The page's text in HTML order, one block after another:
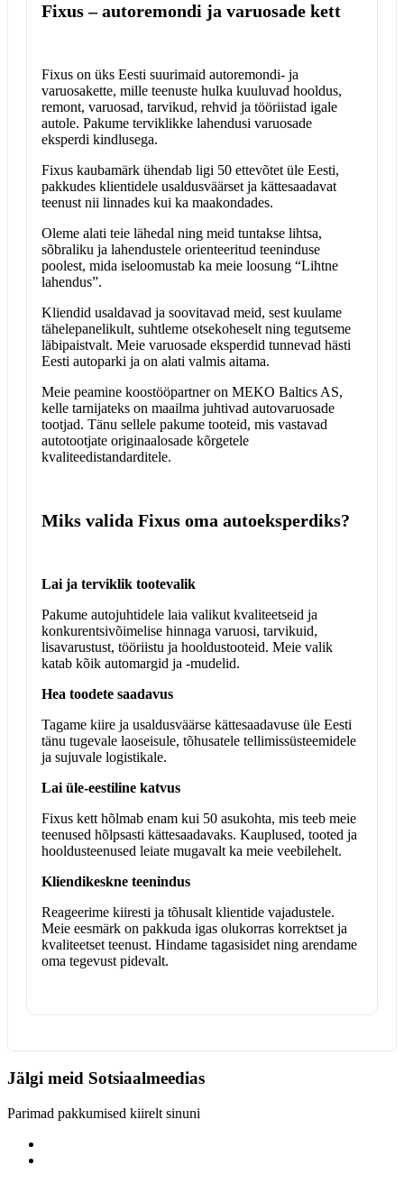
Fixus – autoremondi ja varuosade kett
Fixus on üks Eesti suurimaid autoremondi- ja
varuosakette, mille teenuste hulka kuuluvad hooldus,
remont, varuosad, tarvikud, rehvid ja tööriistad igale
autole. Pakume terviklikke lahendusi varuosade
eksperdi kindlusega.
Fixus kaubamärk ühendab ligi 50 ettevõtet üle Eesti,
pakkudes klientidele usaldusväärset ja kättesaadavat
teenust nii linnades kui ka maakondades.
Oleme alati teie lähedal ning meid tuntakse lihtsa,
sõbraliku ja lahendustele orienteeritud teeninduse
poolest, mida iseloomustab ka meie loosung “Lihtne
lahendus”.
Kliendid usaldavad ja soovitavad meid, sest kuulame
tähelepanelikult, suhtleme otsekoheselt ning tegutseme
läbipaistvalt. Meie varuosade eksperdid tunnevad hästi
Eesti autoparki ja on alati valmis aitama.
Meie peamine koostööpartner on MEKO Baltics AS,
kelle tarnijateks on maailma juhtivad autovaruosade
tootjad. Tänu sellele pakume tooteid, mis vastavad
autotootjate originaalosade kõrgetele
kvaliteedistandarditele.
Miks valida Fixus oma autoeksperdiks?
Lai ja terviklik tootevalik
Pakume autojuhtidele laia valikut kvaliteetseid ja
konkurentsivõimelise hinnaga varuosi, tarvikuid,
lisavarustust, tööriistu ja hooldustooteid. Meie valik
katab kõik automargid ja -mudelid.
Hea toodete saadavus
Tagame kiire ja usaldusväärse kättesaadavuse üle Eesti
tänu tugevale laoseisule, tõhusatele tellimissüsteemidele
ja sujuvale logistikale.
Lai üle-eestiline katvus
Fixus kett hõlmab enam kui 50 asukohta, mis teeb meie
teenused hõlpsasti kättesaadavaks. Kauplused, tooted ja
hooldusteenused leiate mugavalt ka meie veebilehelt.
Kliendikeskne teenindus
Reageerime kiiresti ja tõhusalt klientide vajadustele.
Meie eesmärk on pakkuda igas olukorras korrektset ja
kvaliteetset teenust. Hindame tagasisidet ning arendame
oma tegevust pidevalt.
Jälgi meid Sotsiaalmeedias
Parimad pakkumised kiirelt sinuni